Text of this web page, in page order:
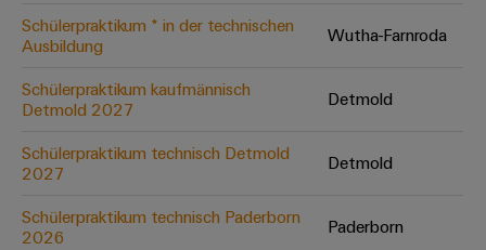
Schülerpraktikum * in der technischen
Ausbildung
Wutha-Farnroda
Schülerpraktikum kaufmännisch
Detmold 2027
Detmold
Schülerpraktikum technisch Detmold
2027
Detmold
Schülerpraktikum technisch Paderborn
2026
Paderborn